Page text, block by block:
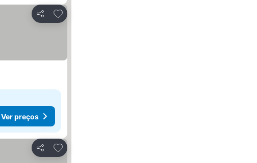
Partilhar
Adicionar aos favoritos
Ver preços
Partilhar
Adicionar aos favoritos